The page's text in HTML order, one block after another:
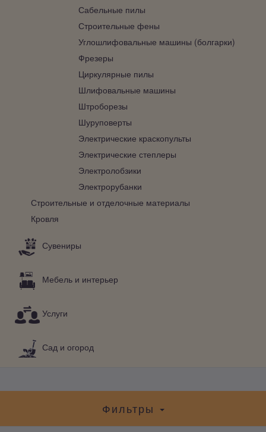
Сабельные пилы
Строительные фены
Углошлифовальные машины (болгарки)
Фрезеры
Циркулярные пилы
Шлифовальные машины
Штроборезы
Шуруповерты
Электрические краскопульты
Электрические степлеры
Электролобзики
Электрорубанки
Строительные и отделочные материалы
Кровля
Сувениры
Мебель и интерьер
Услуги
Сад и огород
Фильтры